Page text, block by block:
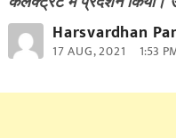
Harsvardhan
17 AUG, 2021 1:53